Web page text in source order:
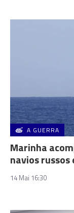
A GUERRA
Marinha
navios
14 Mai 16:30